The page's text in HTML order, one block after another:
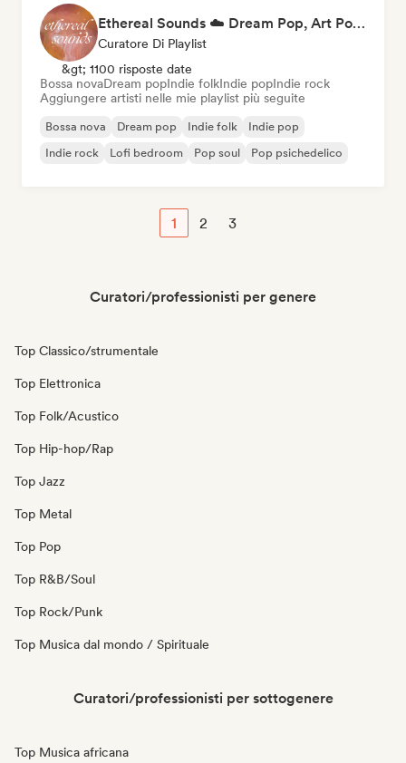
Ethereal Sounds ☁️ Dream Pop, Art Pop & Atmospheric Indie
Curatore Di Playlist
&gt; 1100 risposte date
Bossa novaDream popIndie folkIndie popIndie rock
Aggiungere artisti nelle mie playlist più seguite
Bossa nova Dream pop Indie folk
Indie pop
Indie rock
Lofi bedroom Pop soul Pop psichedelico
1 2 3
Curatori/professionisti per genere
Top Classico/strumentale
Top Elettronica
Top Folk/Acustico
Top Hip-hop/Rap
Top Jazz
Top Metal
Top Pop
Top R&B/Soul
Top Rock/Punk
Top Musica dal mondo / Spirituale
Curatori/professionisti per sottogenere
Top Musica africana